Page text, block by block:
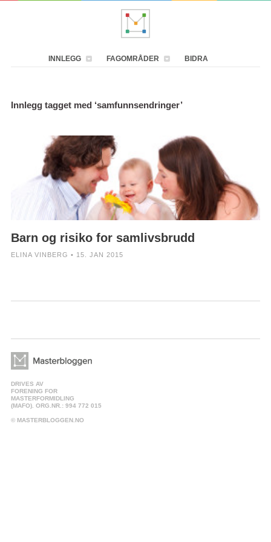
INNLEGG FAGOMRÅDER BIDRA
Innlegg tagget med ‘samfunnsendringer’
Barn og risiko for samlivsbrudd
ELINA VINBERG • 15. JAN 2015
DRIVES AV
FORENING FOR
MASTERFORMIDLING
(MAFO). ORG.NR.: 994 772 015
© MASTERBLOGGEN.NO